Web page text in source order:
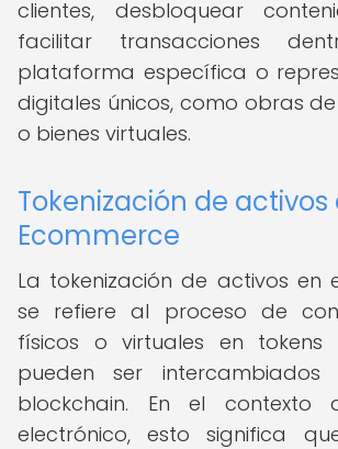
clientes, desbloquear
facilitar transacciones
plataforma específica o
digitales únicos, como obras
o bienes virtuales.
Tokenización de activos
Ecommerce
La tokenización de activos en
se refiere al proceso de
físicos o virtuales en tokens
pueden ser
blockchain. En el contexto
electrónico, esto significa